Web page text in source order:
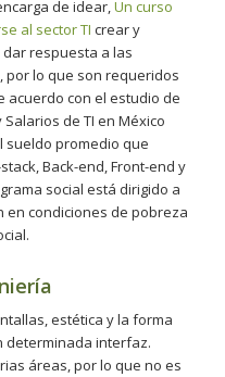
de idear,Un curso
al sector TI crear y
respuesta a las
por lo que son requeridos
acuerdo con el estudio de
de TI en México
sueldo promedio que
Back-end, Front-end y
social está dirigido a
en condiciones de pobreza
estética y la forma
determinada interfaz.
áreas, por lo que no es